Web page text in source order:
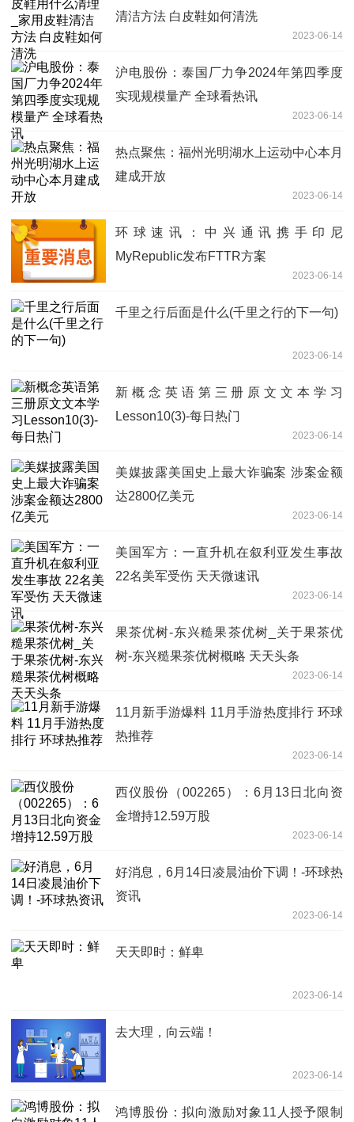
清洁方法 白皮鞋如何清洗
2023-06-14
沪电股份：泰国厂力争2024年第四季度
实现规模量产 全球看热讯
2023-06-14
热点聚焦：福州光明湖水上运动中心本月
建成开放
2023-06-14
环球速讯：中兴通讯携手印尼
MyRepublic发布FTTR方案
2023-06-14
千里之行后面是什么(千里之行的下一句)
2023-06-14
新概念英语第三册原文文本学习
Lesson10(3)-每日热门
2023-06-14
美媒披露美国史上最大诈骗案 涉案金额
达2800亿美元
2023-06-14
美国军方：一直升机在叙利亚发生事故
22名美军受伤 天天微速讯
2023-06-14
果茶优树-东兴糙果茶优树_关于果茶优
树-东兴糙果茶优树概略 天天头条
2023-06-14
11月新手游爆料 11月手游热度排行 环球
热推荐
2023-06-14
西仪股份（002265）：6月13日北向资
金增持12.59万股
2023-06-14
好消息，6月14日凌晨油价下调！-环球热
资讯
2023-06-14
天天即时：鲜卑
2023-06-14
去大理，向云端！
2023-06-14
鸿博股份：拟向激励对象11人授予限制